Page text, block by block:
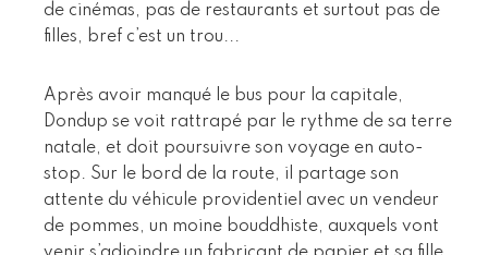
de cinémas, pas de restaurants et surtout pas de
filles, bref c’est un trou...
Après avoir manqué le bus pour la capitale,
Dondup se voit rattrapé par le rythme de sa terre
natale, et doit poursuivre son voyage en auto-
stop. Sur le bord de la route, il partage son
attente du véhicule providentiel avec un vendeur
de pommes, un moine bouddhiste, auxquels vont